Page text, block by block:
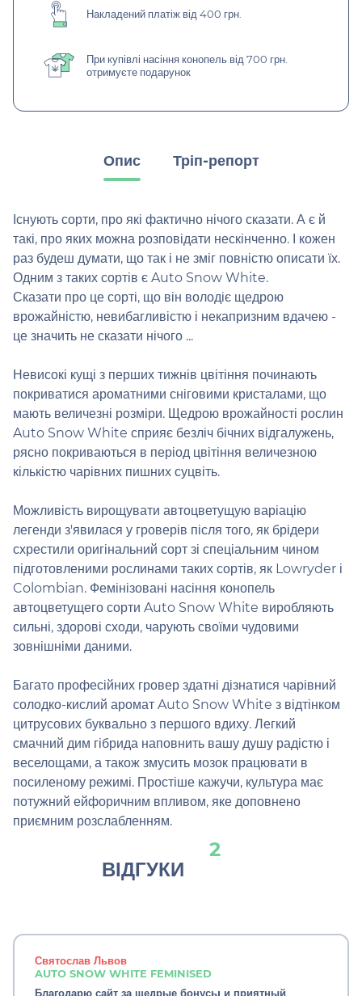
Накладений платіж від 400 грн.
При купівлі насіння конопель від 700 грн.
отримуєте подарунок
Опис Тріп-репорт
Існують сорти, про які фактично нічого сказати. А є й
такі, про яких можна розповідати нескінченно. І кожен
раз будеш думати, що так і не зміг повністю описати їх.
Одним з таких сортів є Auto Snow White.
Сказати про це сорті, що він володіє щедрою
врожайністю, невибагливістю і некапризним вдачею -
це значить не сказати нічого ...
Невисокі кущі з перших тижнів цвітіння починають
покриватися ароматними сніговими кристалами, що
мають величезні розміри. Щедрою врожайності рослин
Auto Snow White сприяє безліч бічних відгалужень,
рясно покриваються в період цвітіння величезною
кількістю чарівних пишних суцвіть.
Можливість вирощувати автоцветущую варіацію
легенди з'явилася у гроверів після того, як брідери
схрестили оригінальний сорт зі спеціальним чином
підготовленими рослинами таких сортів, як Lowryder і
Colombian. Фемінізовані насіння конопель
автоцветущего сорти Auto Snow White виробляють
сильні, здорові сходи, чарують своїми чудовими
зовнішніми даними.
Багато професійних гровер здатні дізнатися чарівний
солодко-кислий аромат Auto Snow White з відтінком
цитрусових буквально з першого вдиху. Легкий
смачний дим гібрида наповнить вашу душу радістю і
веселощами, а також змусить мозок працювати в
посиленому режимі. Простіше кажучи, культура має
потужний ейфоричним впливом, яке доповнено
приємним розслабленням.
ВІДГУКИ
2
Святослав Львов
AUTO SNOW WHITE FEMINISED
Благодарю сайт за щедрые бонусьı и приятный